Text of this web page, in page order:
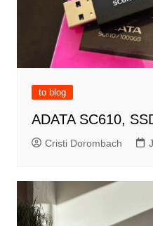
to blog
ADATA SC610,
Cristi Dorombach